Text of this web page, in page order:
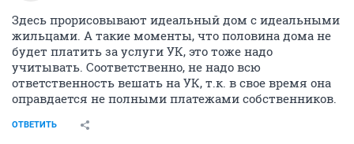
22 октября 2009
Мусоропровод заканчивается выходом на крышу,
куда воздух и тянет, если по каким то причинам там
сужен канал или забит или выведен не "туда" или
того хуже заглушен, то конечно тяга будет в подъезд
идти, не спорю! И когда сами жильцы забывают
закрыть крышку тоже запах пойдет. На крайний
случай делается тамбур там где мусоропровод с